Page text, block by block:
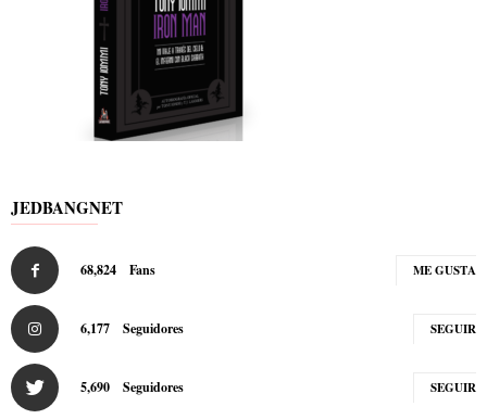
JEDBANGNET
68,824 Fans ME GUSTA
6,177 Seguidores SEGUIR
5,690 Seguidores SEGUIR